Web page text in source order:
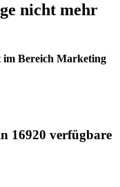
nicht mehr
im Bereich Marketing
16920 verfügbare